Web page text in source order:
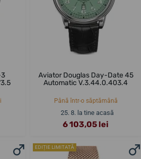
Aviator Douglas Day-Date 45
Automatic V.3.44.0.403.4
Până într-o săptămână
25. 8. la tine acasă
6 103,05 lei
EDIȚIE LIMITATĂ